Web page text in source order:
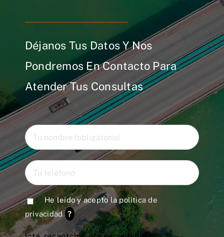
Déjanos Tus Datos Y Nos
Pondremos En Contacto Para
Atender Tus Consultas
He leido y acepto lapolítica de
privacidad ?